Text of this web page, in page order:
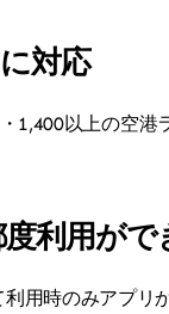
対応
以上の空
利用がで
用時のみアプ